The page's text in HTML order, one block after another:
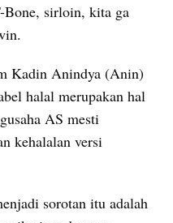
Bone, sirloin, kita ga
Kadin Anindya (Anin)
halal merupakan hal
AS mesti
kehalalan versi
sorotan itu adalah